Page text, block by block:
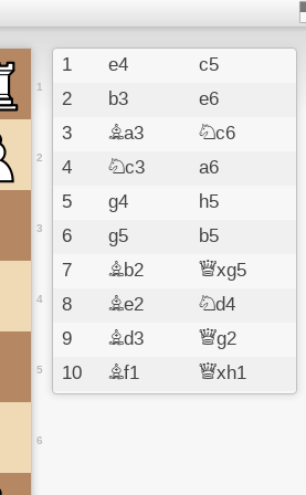
1
2
3
4
5
6
1 e4 c5
2 b3 e6
3 Ba3 Nc6
4 Nc3 a6
5 g4 h5
6 g5 b5
7 Bb2 Qxg5
8 Be2 Nd4
9 Bd3 Qg2
10 Bf1 Qxh1